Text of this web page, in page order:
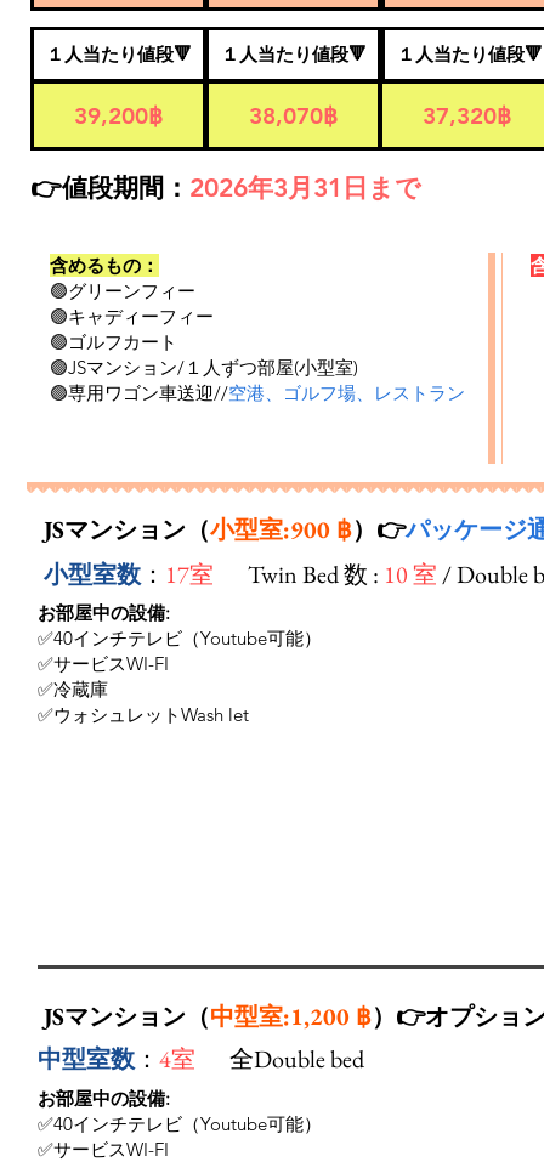
１人当たり値段🔻
39,200฿
１人当たり値段🔻 １人当たり値段🔻
38,070฿ 37,320฿
👉値段期間： 2026年3月31日まで
含めるもの：
🟢グリーンフィー
🟢キャディーフィー
🟢ゴルフカート
🟢JSマンション/１人ずつ部屋(小型室)
🟢専用ワゴン車送迎//空港、ゴルフ場、レストラン
JSマンション（小型室:900 ฿）👉パッケージ
小型室数 ： 17室 Twin Bed 数 : 10 室 / Double
お部屋中の設備:
✅40インチテレビ（Youtube可能）
✅サービスWI-FI
✅冷蔵庫
✅ウォシュレットWash let
JSマンション（中型室:1,200 ฿）👉オプショ
中型室数 ： 4室 全Double bed
お部屋中の設備:
✅40インチテレビ（Youtube可能）
✅サービスWI-FI